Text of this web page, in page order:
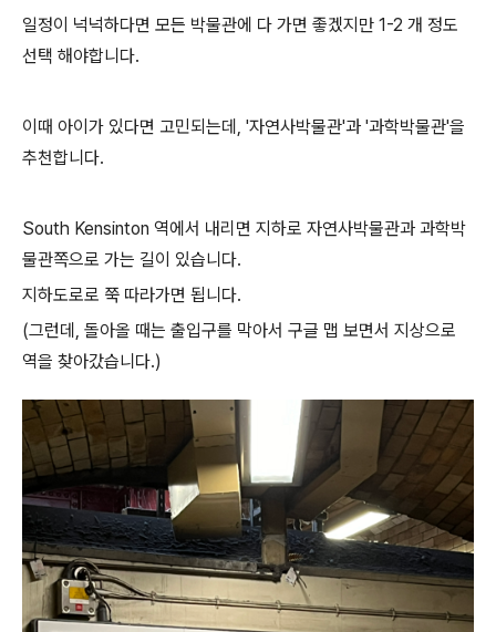
일정이 넉넉하다면 모든 박물관에 다 가면 좋겠지만 1-2 개 정도
선택 해야합니다.
이때 아이가 있다면 고민되는데, '자연사박물관'과 '과학박물관'을
추천합니다.
South Kensinton 역에서 내리면 지하로 자연사박물관과 과학박
물관쪽으로 가는 길이 있습니다.
지하도로로 쭉 따라가면 됩니다.
(그런데, 돌아올 때는 출입구를 막아서 구글 맵 보면서 지상으로
역을 찾아갔습니다.)